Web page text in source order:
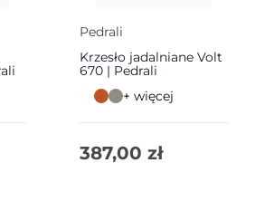
Pedrali
Krzesło jadalniane Volt
670 | Pedrali
+ więcej
387,00 zł